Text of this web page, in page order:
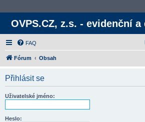
OVPS.CZ, z.s. - evidenční
FAQ
Fórum Obsah
Přihlásit se
Uživatelské jméno:
Heslo: